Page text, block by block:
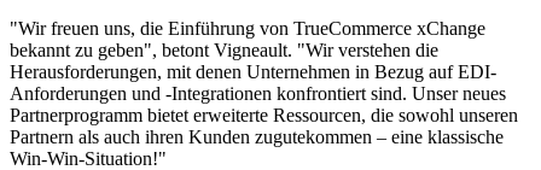
"Wir freuen uns, die Einführung von TrueCommerce xChange
bekannt zu geben", betont Vigneault. "Wir verstehen die
Herausforderungen, mit denen Unternehmen in Bezug auf EDI-
Anforderungen und -Integrationen konfrontiert sind. Unser neues
Partnerprogramm bietet erweiterte Ressourcen, die sowohl unseren
Partnern als auch ihren Kunden zugutekommen – eine klassische
Win-Win-Situation!"